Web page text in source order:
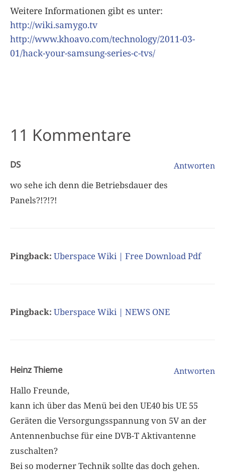
Weitere Informationen gibt es unter:
http://wiki.samygo.tv
http://www.khoavo.com/technology/2011-03-
01/hack-your-samsung-series-c-tvs/
11 Kommentare
DS Antworten
wo sehe ich denn die Betriebsdauer des
Panels?!?!?!
Pingback: Uberspace Wiki | Free Download Pdf
Pingback: Uberspace Wiki | NEWS ONE
Heinz Thieme Antworten
Hallo Freunde,
kann ich über das Menü bei den UE40 bis UE 55
Geräten die Versorgungsspannung von 5V an der
Antennenbuchse für eine DVB-T Aktivantenne
zuschalten?
Bei so moderner Technik sollte das doch gehen.